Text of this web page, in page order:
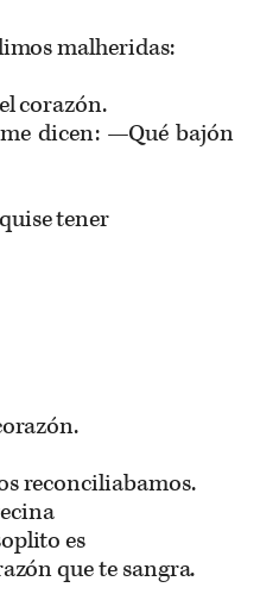
malheridas:
corazón.
dicen: —Qué bajón
tener
reconciliabamos.
es
que te sangra.